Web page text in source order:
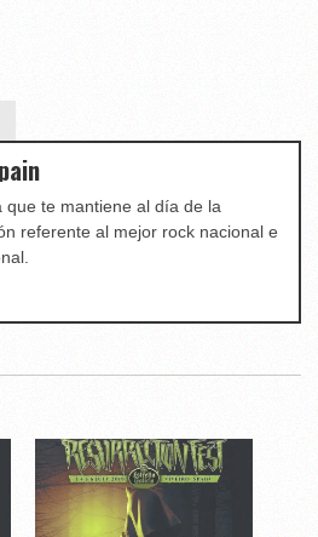
que te mantiene al día de la
referente al mejor rock nacional e